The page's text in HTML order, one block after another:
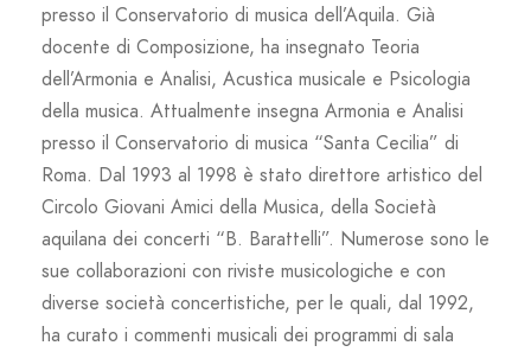
presso il Conservatorio di musica dell’Aquila. Già
docente di Composizione, ha insegnato Teoria
dell’Armonia e Analisi, Acustica musicale e Psicologia
della musica. Attualmente insegna Armonia e Analisi
presso il Conservatorio di musica “Santa Cecilia” di
Roma. Dal 1993 al 1998 è stato direttore artistico del
Circolo Giovani Amici della Musica, della Società
aquilana dei concerti “B. Barattelli”. Numerose sono le
sue collaborazioni con riviste musicologiche e con
diverse società concertistiche, per le quali, dal 1992,
ha curato i commenti musicali dei programmi di sala